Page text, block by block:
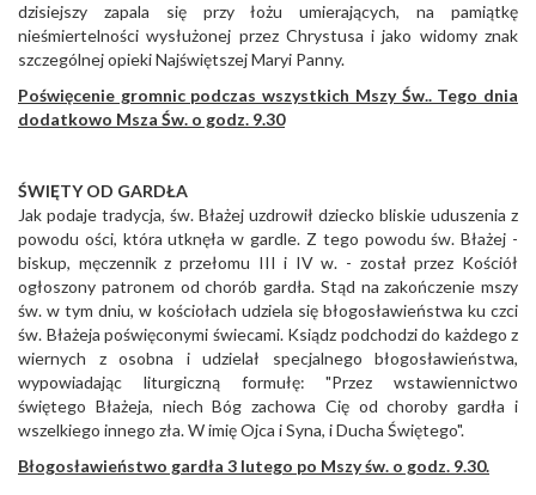
dzisiejszy zapala się przy łożu umierających, na pamiątkę
nieśmiertelności wysłużonej przez Chrystusa i jako widomy znak
szczególnej opieki Najświętszej Maryi Panny.
Poświęcenie gromnic podczas wszystkich Mszy Św.. Tego dnia
dodatkowo Msza Św. o godz. 9.30
ŚWIĘTY OD GARDŁA
Jak podaje tradycja, św. Błażej uzdrowił dziecko bliskie uduszenia z
powodu ości, która utknęła w gardle. Z tego powodu św. Błażej -
biskup, męczennik z przełomu III i IV w. - został przez Kościół
ogłoszony patronem od chorób gardła. Stąd na zakończenie mszy
św. w tym dniu, w kościołach udziela się błogosławieństwa ku czci
św. Błażeja poświęconymi świecami. Ksiądz podchodzi do każdego z
wiernych z osobna i udzielał specjalnego błogosławieństwa,
wypowiadając liturgiczną formułę: "Przez wstawiennictwo
świętego Błażeja, niech Bóg zachowa Cię od choroby gardła i
wszelkiego innego zła. W imię Ojca i Syna, i Ducha Świętego".
Błogosławieństwo gardła 3 lutego po Mszy św. o godz. 9.30.